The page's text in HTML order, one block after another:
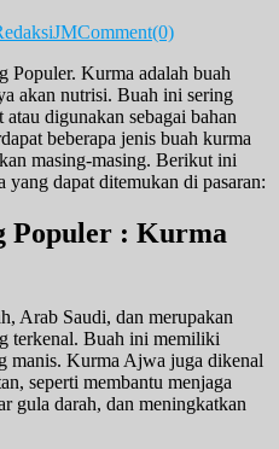
Comment(0)
Populer. Kurma adalah buah
akan nutrisi. Buah ini sering
digunakan sebagai bahan
beberapa jenis buah kurma
masing-masing. Berikut ini
yang dapat ditemukan di pasaran:
Populer : Kurma
Arab Saudi, dan merupakan
terkenal. Buah ini memiliki
manis. Kurma Ajwa juga dikenal
seperti membantu menjaga
gula darah, dan meningkatkan